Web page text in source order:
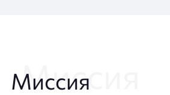
Миссия